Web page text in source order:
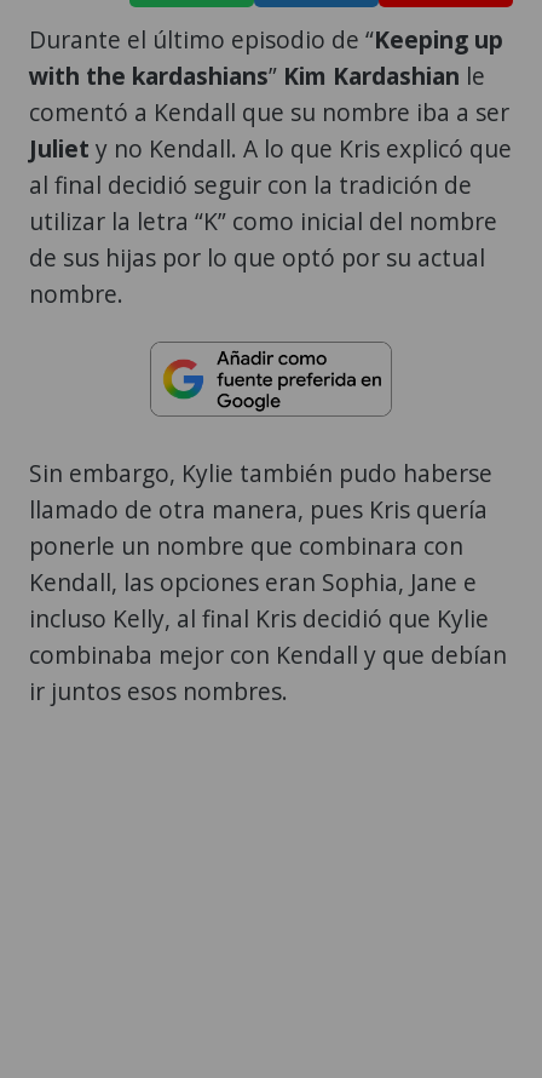
Durante el último episodio de “Keeping up
with the kardashians” Kim Kardashian le
comentó a Kendall que su nombre iba a ser
Juliet y no Kendall. A lo que Kris explicó que
al final decidió seguir con la tradición de
utilizar la letra “K” como inicial del nombre
de sus hijas por lo que optó por su actual
nombre.
Sin embargo, Kylie también pudo haberse
llamado de otra manera, pues Kris quería
ponerle un nombre que combinara con
Kendall, las opciones eran Sophia, Jane e
incluso Kelly, al final Kris decidió que Kylie
combinaba mejor con Kendall y que debían
ir juntos esos nombres.